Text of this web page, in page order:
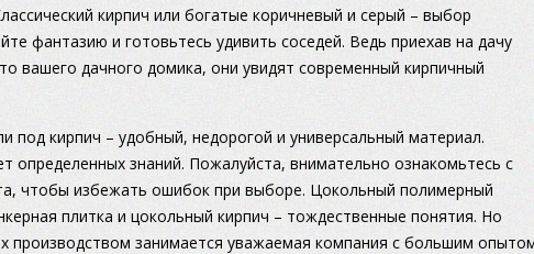
кирпич или богатые коричневый и серый – выбор
фантазию и готовьтесь удивить соседей. Ведь приехав на дачу
вашего дачного домика, они увидят современный кирпичный
под кирпич – удобный, недорогой и универсальный материал.
определенных знаний. Пожалуйста, внимательно ознакомьтесь с
чтобы избежать ошибок при выборе. Цокольный полимерный
плитка и цокольный кирпич – тождественные понятия. Но
производством занимается уважаемая компания с большим